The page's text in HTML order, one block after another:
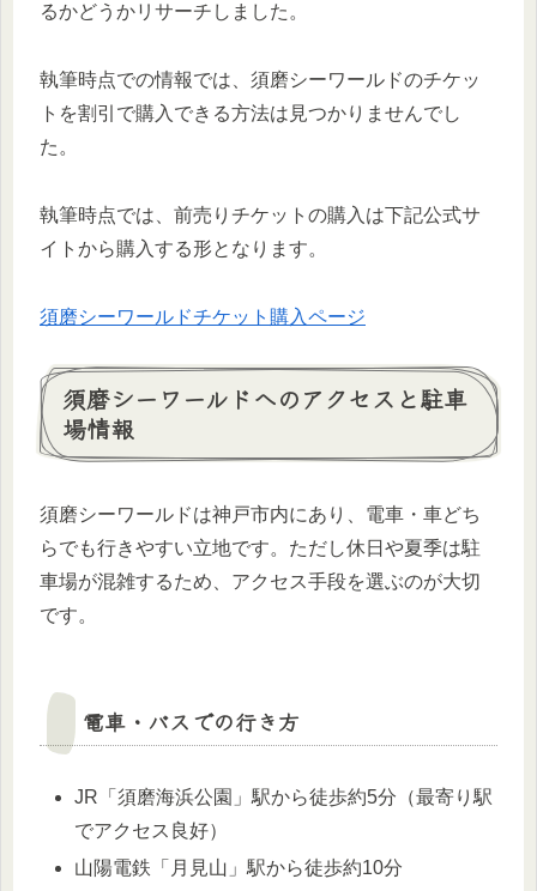
るかどうかリサーチしました。
執筆時点での情報では、須磨シーワールドのチケッ
トを割引で購入できる方法は見つかりませんでし
た。
執筆時点では、前売りチケットの購入は下記公式サ
イトから購入する形となります。
須磨シーワールドチケット購入ページ
須磨シーワールドへのアクセスと駐車
場情報
須磨シーワールドは神戸市内にあり、電車・車どち
らでも行きやすい立地です。ただし休日や夏季は駐
車場が混雑するため、アクセス手段を選ぶのが大切
です。
電車・バスでの行き方
JR「須磨海浜公園」駅から徒歩約5分（最寄り駅
でアクセス良好）
山陽電鉄「月見山」駅から徒歩約10分